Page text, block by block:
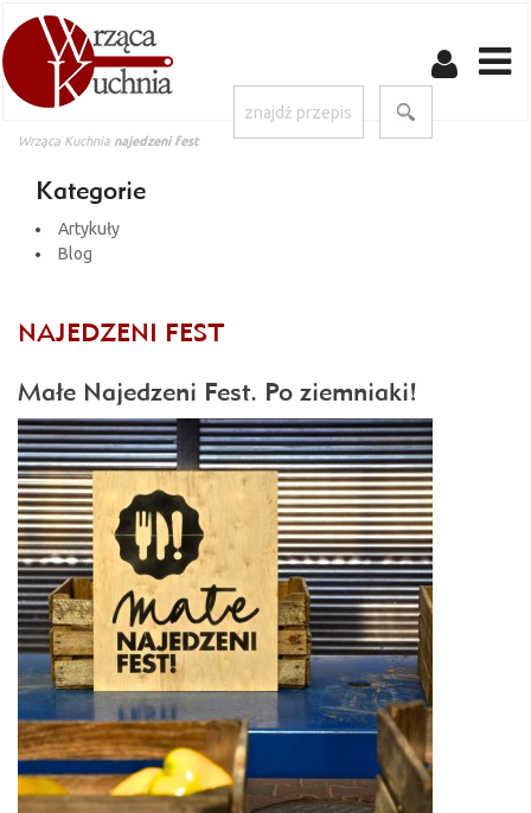
Wrząca Kuchnia najedzeni fest
Kategorie
Artykuły
Blog
NAJEDZENI FEST
Małe Najedzeni Fest. Po ziemniaki!